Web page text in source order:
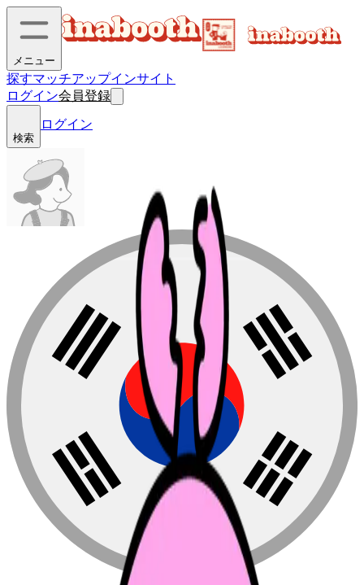
メニュー
探すマッチアップインサイト
ログイン会員登録
検索
ログイン